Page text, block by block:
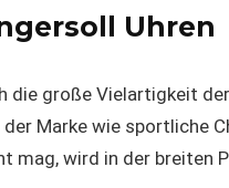
Uhren
die große Vielartigkeit
Marke wie sportliche
mag, wird in der